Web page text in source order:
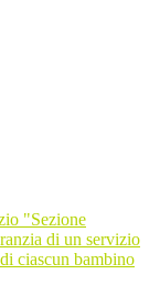
"Sezione
di un servizio
ciascun bambino